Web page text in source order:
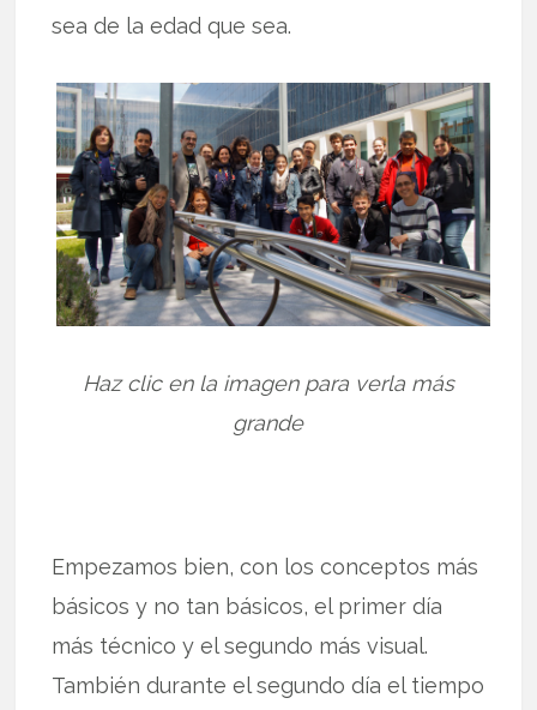
sea de la edad que sea.
Haz clic en la imagen para verla más
grande
Empezamos bien, con los conceptos más
básicos y no tan básicos, el primer día
más técnico y el segundo más visual.
También durante el segundo día el tiempo